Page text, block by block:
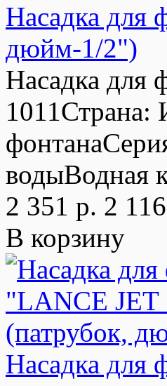
Насадка для
дюйм-1/2")
Насадка для
1011Страна:
водыВодная
2 351 р. 2
В корзину
Насадка для